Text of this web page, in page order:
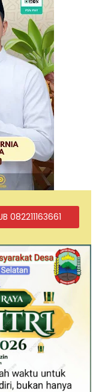
082211163661